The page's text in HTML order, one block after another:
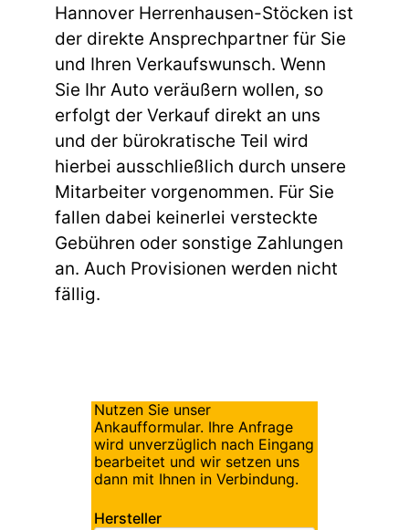
Hannover Herrenhausen-Stöcken ist
der direkte Ansprechpartner für Sie
und Ihren Verkaufswunsch. Wenn
Sie Ihr Auto veräußern wollen, so
erfolgt der Verkauf direkt an uns
und der bürokratische Teil wird
hierbei ausschließlich durch unsere
Mitarbeiter vorgenommen. Für Sie
fallen dabei keinerlei versteckte
Gebühren oder sonstige Zahlungen
an. Auch Provisionen werden nicht
fällig.
Nutzen Sie unser
Ankaufformular. Ihre Anfrage
wird unverzüglich nach Eingang
bearbeitet und wir setzen uns
dann mit Ihnen in Verbindung.
Hersteller